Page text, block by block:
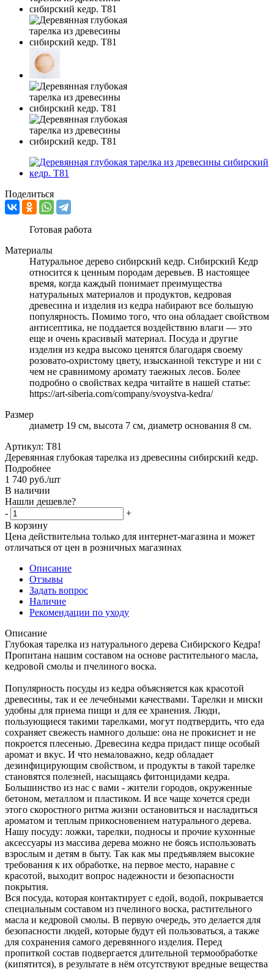
Поделиться
Готовая работа
Материалы
Натуральное дерево сибирский кедр. Сибирский Кедр
относится к ценным породам деревьев. В настоящее
время, когда каждый понимает преимущества
натуральных материалов и продуктов, кедровая
древесина и изделия из кедра набирают все большую
популярность. Помимо того, что она обладает свойством
антисептика, не поддается воздействию влаги — это
еще и очень красивый материал. Посуда и другие
изделия из кедра высоко ценятся благодаря своему
розовато-охристому цвету, изысканной текстуре и ни с
чем не сравнимому аромату таежных лесов. Более
подробно о свойствах кедра читайте в нашей статье:
https://art-siberia.com/company/svoystva-kedra/
Размер
диаметр 19 см, высота 7 см, диаметр основания 8 см.
Артикул: T81
Деревянная глубокая тарелка из древесины сибирский кедр.
Подробнее
1 740 руб./шт
В наличии
Нашли дешевле?
-
+
В корзину
Цена действительна только для интернет-магазина и может
отличаться от цен в розничных магазинах
Описание
Отзывы
Задать вопрос
Наличие
Рекомендации по уходу
Описание
Глубокая тарелка из натурального дерева Сибирского Кедра!
Пропитана нашим составом на основе растительного масла,
кедровой смолы и пчелиного воска.
Популярность посуды из кедра объясняется как красотой
древесины, так и ее лечебными качествами. Тарелки и миски
удобны для приема пищи и для ее хранения. Люди,
пользующиеся такими тарелками, могут подтвердить, что еда
сохраняет свежесть намного дольше: она не прокиснет и не
покроется плесенью. Древесина кедра придаст пище особый
аромат и вкус. И что немаловажно, кедр​ обладает
дезинфицирующим свойством, и продукты в такой тарелке
становятся полезней, насыщаясь фитонцидами кедра.
Большинство из нас с вами - жители городов, окруженные
бетоном, металлом и пластиком. И все чаще хочется среди
этого скоростного ритма жизни остановиться и насладиться
ароматом и теплым прикосновением натурального дерева.
Нашу посуду: ложки, тарелки, подносы и прочие кухонные
аксессуары из массива дерева можно не боясь использовать
взрослым и детям в быту. Так как мы предъявляем высокие
требования к их обработке, на первое место, наравне с
красотой, выходит вопрос надежности и безопасности
покрытия.
Вся посуда, которая контактирует с едой, водой, покрывается
специальным составом из пчелиного воска, растительного
масла и кедровой смолы. В первую очередь, это делается для
безопасности людей, которые будут ей пользоваться, а также
для сохранения самого деревянного изделия. Перед
пропиткой состав подвергается длительной термообработке
(кипятится), в результате в нём отсутствуют вредные вещества